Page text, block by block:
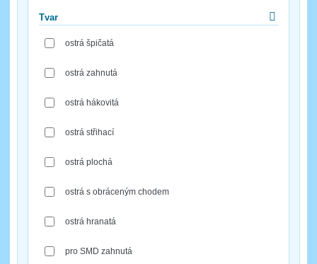
Tvar
ostrá špičatá
ostrá zahnutá
ostrá hákovitá
ostrá střihací
ostrá plochá
ostrá s obráceným chodem
ostrá hranatá
pro SMD zahnutá